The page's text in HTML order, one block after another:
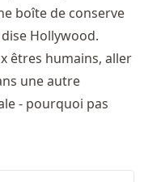
boîte de conserve
dise Hollywood.
êtres humains, aller
une autre
- pourquoi pas